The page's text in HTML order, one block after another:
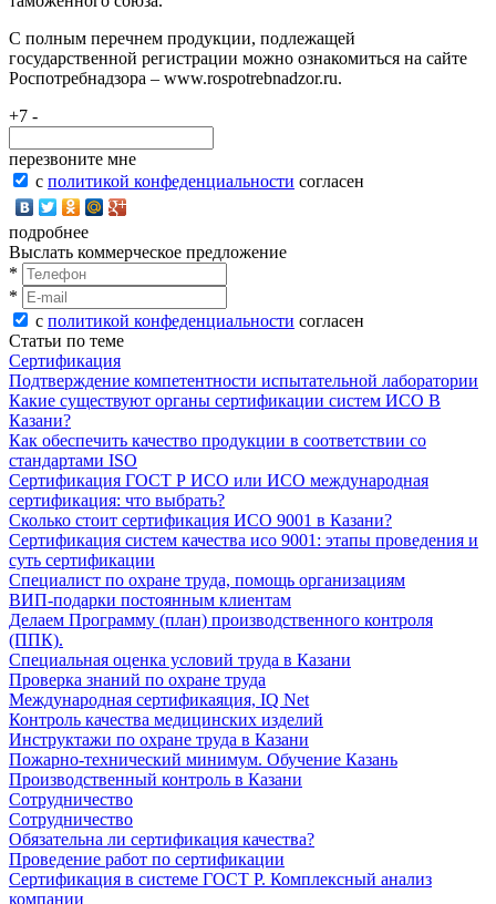
С полным перечнем продукции, подлежащей
государственной регистрации можно ознакомиться на сайте
Роспотребнадзора – www.rospotrebnadzor.ru.
+7 -
перезвоните мне
с политикой конфеденциальности согласен
подробнее
Выслать коммерческое предложение
*
*
с политикой конфеденциальности согласен
Статьи по теме
Сертификация
Подтверждение компетентности испытательной лаборатории
Какие существуют органы сертификации систем ИСО В
Казани?
Как обеспечить качество продукции в соответствии со
стандартами ISO
Сертификация ГОСТ Р ИСО или ИСО международная
сертификация: что выбрать?
Сколько стоит сертификация ИСО 9001 в Казани?
Сертификация систем качества исо 9001: этапы проведения и
суть сертификации
Специалист по охране труда, помощь организациям
ВИП-подарки постоянным клиентам
Делаем Программу (план) производственного контроля
(ППК).
Специальная оценка условий труда в Казани
Проверка знаний по охране труда
Международная сертификаяция, IQ Net
Контроль качества медицинских изделий
Инструктажи по охране труда в Казани
Пожарно-технический минимум. Обучение Казань
Производственный контроль в Казани
Сотрудничество
Сотрудничество
Обязательна ли сертификация качества?
Проведение работ по сертификации
Сертификация в системе ГОСТ Р. Комплексный анализ
компании